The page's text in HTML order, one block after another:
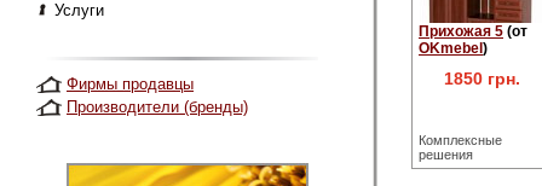
Услуги
Фирмы продавцы
Производители (бренды)
Прихожая 5 (от
OKmebel )
1850 грн.
Комплексные
решения